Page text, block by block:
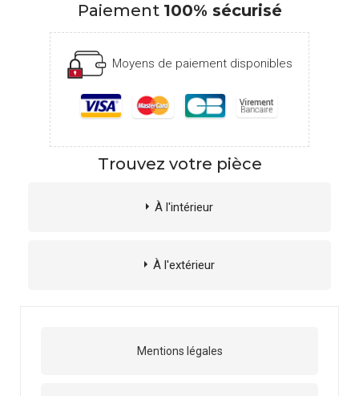
Paiement 100% sécurisé
Moyens de paiement disponibles
Trouvez votre pièce
À l'intérieur
À l'extérieur
Mentions légales